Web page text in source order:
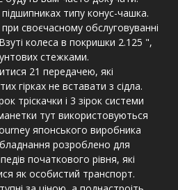
типу конус-чашка.
своєчасному обслуговуванні
колеса в покришки 2.125 ",
стежками.
21 передачею, які
гірках не вставати з сідла.
тріскачки і 3 зірок системи
тут використовуються
японського виробника
розроблено для
початкового рівня, які
як особистий транспорт.